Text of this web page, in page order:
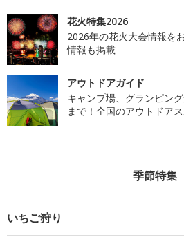
花火特集2026
2026年の花火大会情報を
情報も掲載
アウトドアガイド
キャンプ場、グランピン
まで！全国のアウトドア
季節特集
いちご狩り